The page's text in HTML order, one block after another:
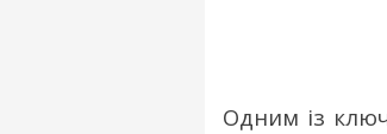
Одним із